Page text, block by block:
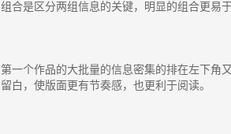
组合是区分两组信息的关键，明显的组合更易
第一个作品的大批量的信息密集的排在左下角
留白，使版面更有节奏感，也更利于阅读。